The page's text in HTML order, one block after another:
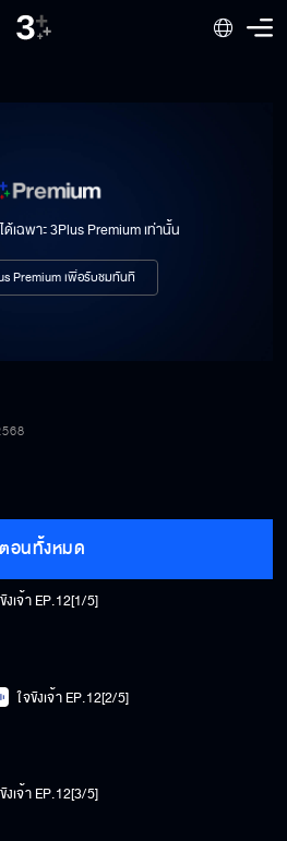
เฉพาะ 3Plus Premium เท่านั้น
Premium เพื่อรับชมทันที
ตอนทั้งหมด
งเจ้า EP.12[1/5]
ใจขังเจ้า EP.12[2/5]
งเจ้า EP.12[3/5]